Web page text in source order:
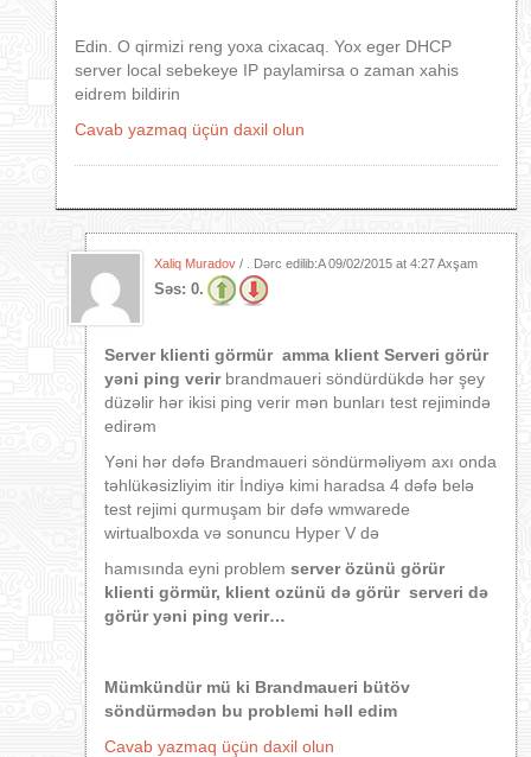
Edin. O qirmizi reng yoxa cixacaq. Yox eger DHCP
server local sebekeye IP paylamirsa o zaman xahis
eidrem bildirin
Cavab yazmaq üçün daxil olun
Xaliq Muradov / . Dərc edilib:A09/02/2015 at 4:27 Axşam
Səs: 0.
Server klienti görmür amma klient Serveri görür
yəni ping verirbrandmaueri söndürdükdə hər şey
düzəlir hər ikisi ping verir mən bunları test rejimində
edirəm
Yəni hər dəfə Brandmaueri söndürməliyəm axı onda
təhlükəsizliyim itir İndiyə kimi haradsa 4 dəfə belə
test rejimi qurmuşam bir dəfə wmwarede
wirtualboxda və sonuncu Hyper V də
hamısında eyni problem server özünü görür
klienti görmür, klient ozünü də görür serveri də
görür yəni ping verir…
Mümkündür mü ki Brandmaueri bütöv
söndürmədən bu problemi həll edim
Cavab yazmaq üçün daxil olun